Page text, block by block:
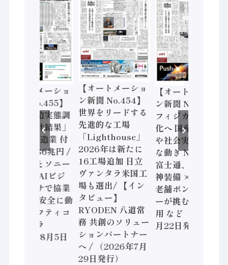
【オートメーショ
ン新聞 No.455】
「経済構造実態調
査二次集計結果」
2024年製造業 付
加価値額86兆円 /
三菱電機とソニー
セミコン AIビジ
ョンセンサで協業
/ IDEC、安全に動
かすセーフティコ
ントローラ
（2026年8月5日
【オートメーショ
ン新聞 No.454】
世界をリードする
先進的な工場
「Lighthouse」
2026年は新たに
16工場追加 日立
ヴァンタラ米国工
場も選出/ 【イン
タビュー】
RYODEN 八道常
務 共創のソリュー
ションパートナー
へ / （2026年7月
29日発行）
【オートメーショ
ン新聞 No.453】
フィジカルAI本格
化へ 国産AI開発
や社会実装に活発
な動き Noetra、
富士通、日立 / 兵
神装備 × HMS、
老舗ポンプメーカ
ーが挑むデータ活
用 など（2026年7
月22日発行）